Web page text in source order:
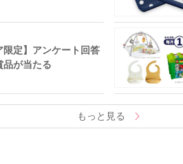
限定】アンケート回答
品が当たる
もっと見る